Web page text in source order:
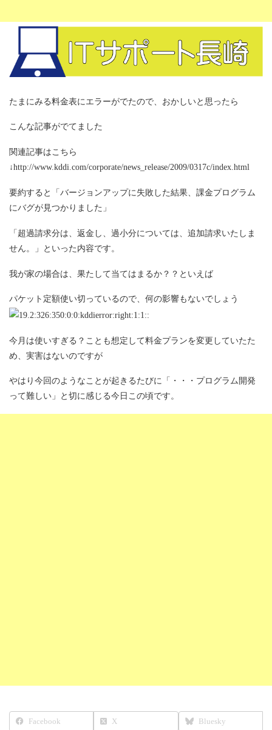
たまにみる料金表にエラーがでたので、おかしいと思ったら
こんな記事がでてました
関連記事はこちら
↓http://www.kddi.com/corporate/news_release/2009/0317c/index.html
要約すると「バージョンアップに失敗した結果、課金プログラム
にバグが見つかりました」
「超過請求分は、返金し、過小分については、追加請求いたしま
せん。」といった内容です。
我が家の場合は、果たして当てはまるか？？といえば
パケット定額使い切っているので、何の影響もないでしょう
今月は使いすぎる？ことも想定して料金プランを変更していたた
め、実害はないのですが
やはり今回のようなことが起きるたびに「・・・プログラム開発
って難しい」と切に感じる今日この頃です。
Facebook X Bluesky